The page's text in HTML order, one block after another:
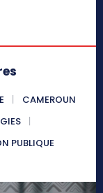
CAMEROUN
PUBLIQUE